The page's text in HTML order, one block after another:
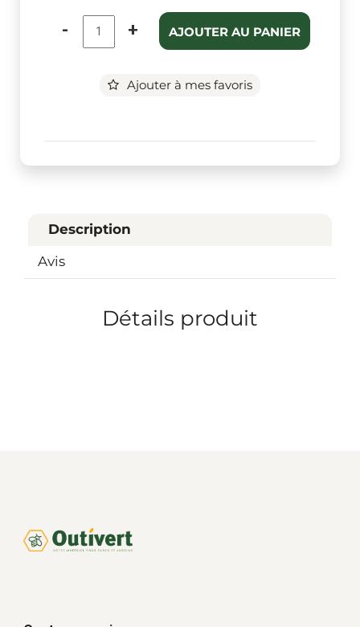
- + AJOUTER AU PANIER
Ajouter à mes favoris
Description
Avis
Détails produit